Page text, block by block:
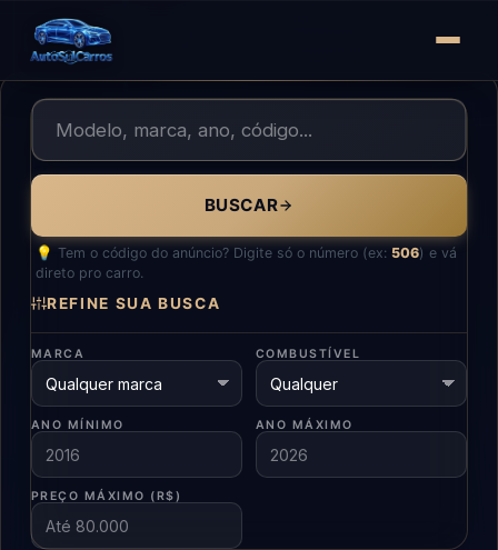
BUSCAR
💡 Tem o código do anúncio? Digite só o número (ex: 506) e vá
direto pro carro.
REFINE SUA BUSCA
MARCA COMBUSTÍVEL
ANO MÍNIMO ANO MÁXIMO
PREÇO MÁXIMO (R$)